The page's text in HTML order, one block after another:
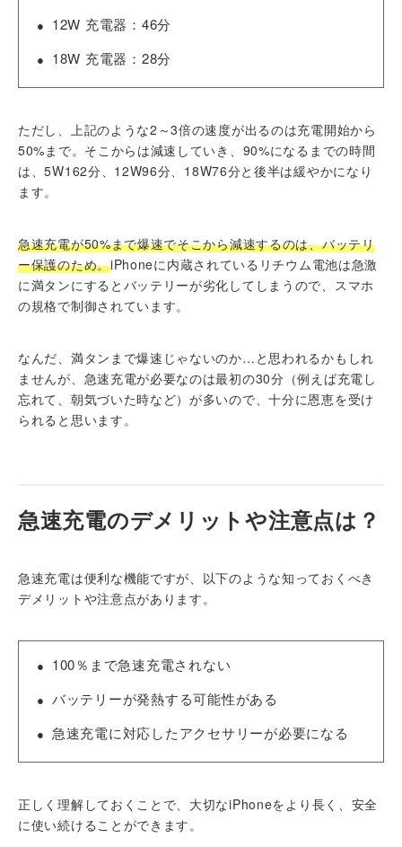
12W 充電器：46分
18W 充電器：28分
ただし、上記のような2～3倍の速度が出るのは充電開始から
50%まで。そこからは減速していき、90%になるまでの時間
は、5W162分、12W96分、18W76分と後半は緩やかになり
ます。
急速充電が50%まで爆速でそこから減速するのは、バッテリ
ー保護のため。iPhoneに内蔵されているリチウム電池は急激
に満タンにするとバッテリーが劣化してしまうので、スマホ
の規格で制御されています。
なんだ、満タンまで爆速じゃないのか…と思われるかもしれ
ませんが、急速充電が必要なのは最初の30分（例えば充電し
忘れて、朝気づいた時など）が多いので、十分に恩恵を受け
られると思います。
急速充電のデメリットや注意点は？
急速充電は便利な機能ですが、以下のような知っておくべき
デメリットや注意点があります。
100％まで急速充電されない
バッテリーが発熱する可能性がある
急速充電に対応したアクセサリーが必要になる
正しく理解しておくことで、大切なiPhoneをより長く、安全
に使い続けることができます。